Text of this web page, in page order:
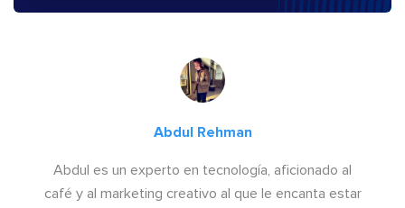
Abdul Rehman
Abdul es un experto en tecnología, aficionado al
café y al marketing creativo al que le encanta estar